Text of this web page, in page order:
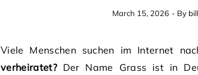
March 15, 2026 - By
Viele Menschen suchen im Internet
verheiratet?Der Name Grass ist in